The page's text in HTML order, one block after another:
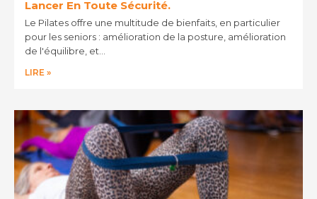
Lancer En Toute Sécurité.
Le Pilates offre une multitude de bienfaits, en particulier
pour les seniors : amélioration de la posture, amélioration
de l'équilibre, et…
LIRE »